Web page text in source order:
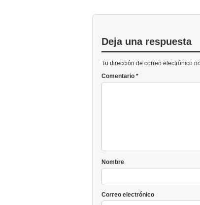
Deja una respuesta
Tu dirección de correo electrónico
Comentario *
Nombre
Correo electrónico